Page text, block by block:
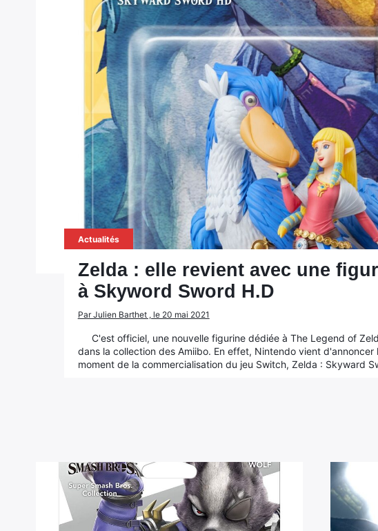
Actualités
Zelda : elle revient avec une
à Skyword Sword H.D
Par Julien Barthet , le 20 mai 2021
C'est officiel, une nouvelle figurine dédiée à The Legend of
dans la collection des Amiibo. En effet, Nintendo vient
moment de la commercialisation du jeu Switch, Zelda : Skyward